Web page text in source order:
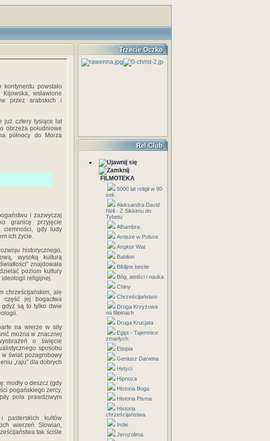
powstało
wsławione
przez arabskich i
już cztery tysiące lat
obrzeża południowe
północy do Morza
i zazwyczaj
granicę przyjęcie
ciemności, gdy ludy
ich życie.
historycznego,
wysoką kulturą
znajdowała
poziom kultury
ideologii religijnej.
chrześcijańskim, ale
część jej bogactwa
gdyż są to tylko dwie
na wierze w siły
można w znacznej
o świę­cie
sposobu
świat pozagrobowy
„raju” dla dobrych
modły o deszcz (gdy
pogańskiego żercy,
pola prawdziwym
pasterskich kultów
wierzeń Słowian,
tak ściśle
Trzecie Oczko
Rel-Club
FILMOTEKA
5000 lat religii w 90
sek.
Aleksandra David
Nell - Z Sikkimu do
Tybetu
Alhambra
Amisze w Polsce
Angkor Wat
Babilon
Biblijne bestie
Bóg, ateiści i nauka
Chiny
Chrześcijaństwo
Droga Krzyżowa
na filipinach
Druga Krucjata
Egipt - Tajemnice
zmarłych
Etiopia
Geniusz Darwina
Hetyci
Hipnoza
Historia Boga
Historia Pisma
Historia
chrześcijaństwa
Indie
Jerozolima